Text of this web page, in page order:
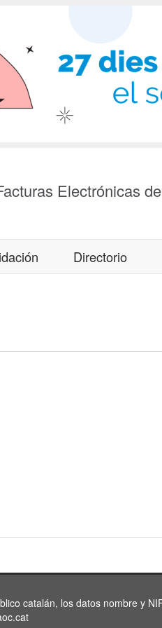
Electrónicas
Directorio
catalán, los datos nombre y